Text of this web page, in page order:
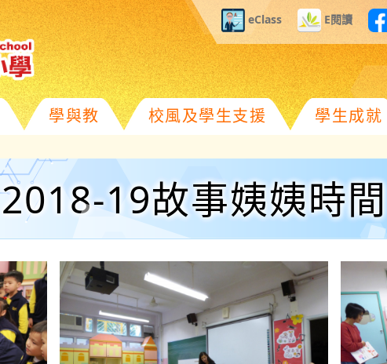
eClass E閱讀
學與教 校風及學生支援 學生成就
2018-19故事姨姨時間